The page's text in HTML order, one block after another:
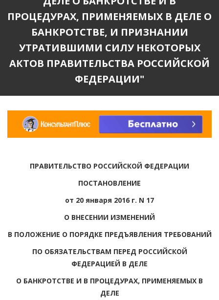
ПРОЦЕДУРАХ, ПРИМЕНЯЕМЫХ В ДЕЛЕ О
БАНКРОТСТВЕ, И ПРИЗНАНИИ
УТРАТИВШИМИ СИЛУ НЕКОТОРЫХ
АКТОВ ПРАВИТЕЛЬСТВА РОССИЙСКОЙ
ФЕДЕРАЦИИ"
ПРАВИТЕЛЬСТВО РОССИЙСКОЙ ФЕДЕРАЦИИ
ПОСТАНОВЛЕНИЕ
от 20 января 2016 г. N 17
О ВНЕСЕНИИ ИЗМЕНЕНИЙ
В ПОЛОЖЕНИЕ О ПОРЯДКЕ ПРЕДЪЯВЛЕНИЯ ТРЕБОВАНИЙ
ПО ОБЯЗАТЕЛЬСТВАМ ПЕРЕД РОССИЙСКОЙ
ФЕДЕРАЦИЕЙ В ДЕЛЕ
О БАНКРОТСТВЕ И В ПРОЦЕДУРАХ, ПРИМЕНЯЕМЫХ В
ДЕЛЕ